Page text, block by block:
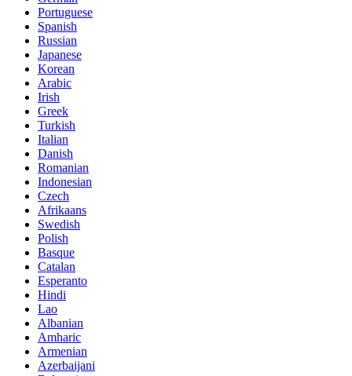
Portuguese
Spanish
Russian
Japanese
Korean
Arabic
Irish
Greek
Turkish
Italian
Danish
Romanian
Indonesian
Czech
Afrikaans
Swedish
Polish
Basque
Catalan
Esperanto
Hindi
Lao
Albanian
Amharic
Armenian
Azerbaijani